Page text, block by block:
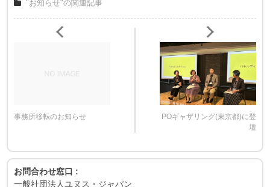
"お知らせ"の関連記事
事務所移転のお知らせ
POギャザリング(東京都)に登
壇
お問合わせ窓口 :
一般社団法人ユヌス・ジャパン